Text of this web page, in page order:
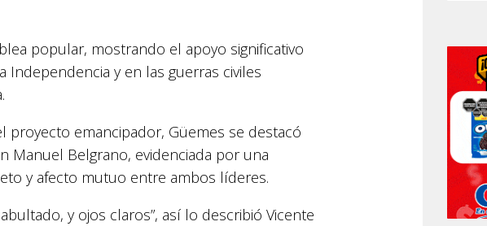
popular, mostrando el apoyo significativo
Independencia y en las guerras civiles
emancipador, Güemes se destacó
Manuel Belgrano, evidenciada por una
y afecto mutuo entre ambos líderes.
y ojos claros”, así lo describió Vicente